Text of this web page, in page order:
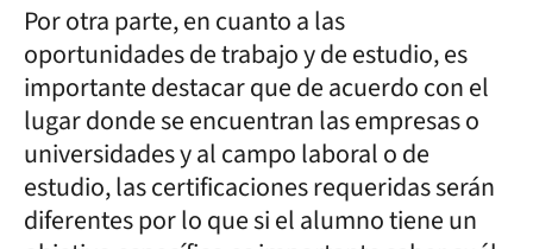
Por otra parte, en cuanto a las
oportunidades de trabajo y de estudio, es
importante destacar que de acuerdo con el
lugar donde se encuentran las empresas o
universidades y al campo laboral o de
estudio, las certificaciones requeridas serán
diferentes por lo que si el alumno tiene un